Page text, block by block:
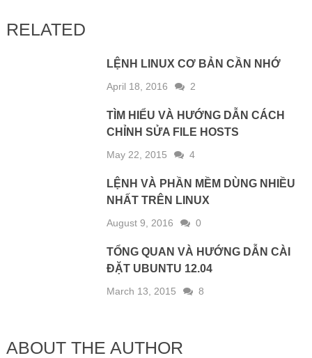
RELATED
LỆNH LINUX CƠ BẢN CẦN NHỚ
April 18, 2016 2
TÌM HIỂU VÀ HƯỚNG DẪN CÁCH
CHỈNH SỬA FILE HOSTS
May 22, 2015 4
LỆNH VÀ PHẦN MỀM DÙNG NHIỀU
NHẤT TRÊN LINUX
August 9, 2016 0
TỔNG QUAN VÀ HƯỚNG DẪN CÀI
ĐẶT UBUNTU 12.04
March 13, 2015 8
ABOUT THE AUTHOR